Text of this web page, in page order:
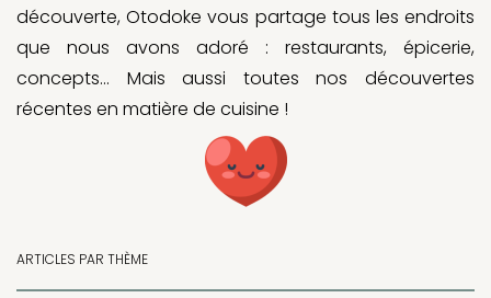
découverte, Otodoke vous partage tous les endroits
que nous avons adoré : restaurants, épicerie,
concepts… Mais aussi toutes nos découvertes
récentes en matière de cuisine !
ARTICLES PAR THÈME